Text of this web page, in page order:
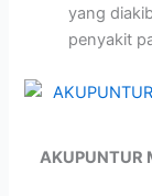
yang
penyakit
AKUPUNTUR